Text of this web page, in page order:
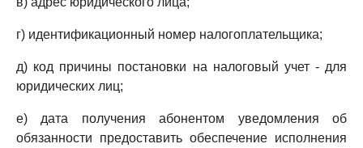
г) идентификационный номер налогоплательщика;
д) код причины постановки на налоговый учет - для
юридических лиц;
е) дата получения абонентом уведомления об
обязанности предоставить обеспечение исполнения